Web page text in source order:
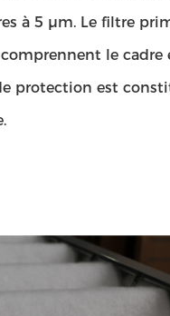
à 5 μm. Le filtre
le cadre
protection est